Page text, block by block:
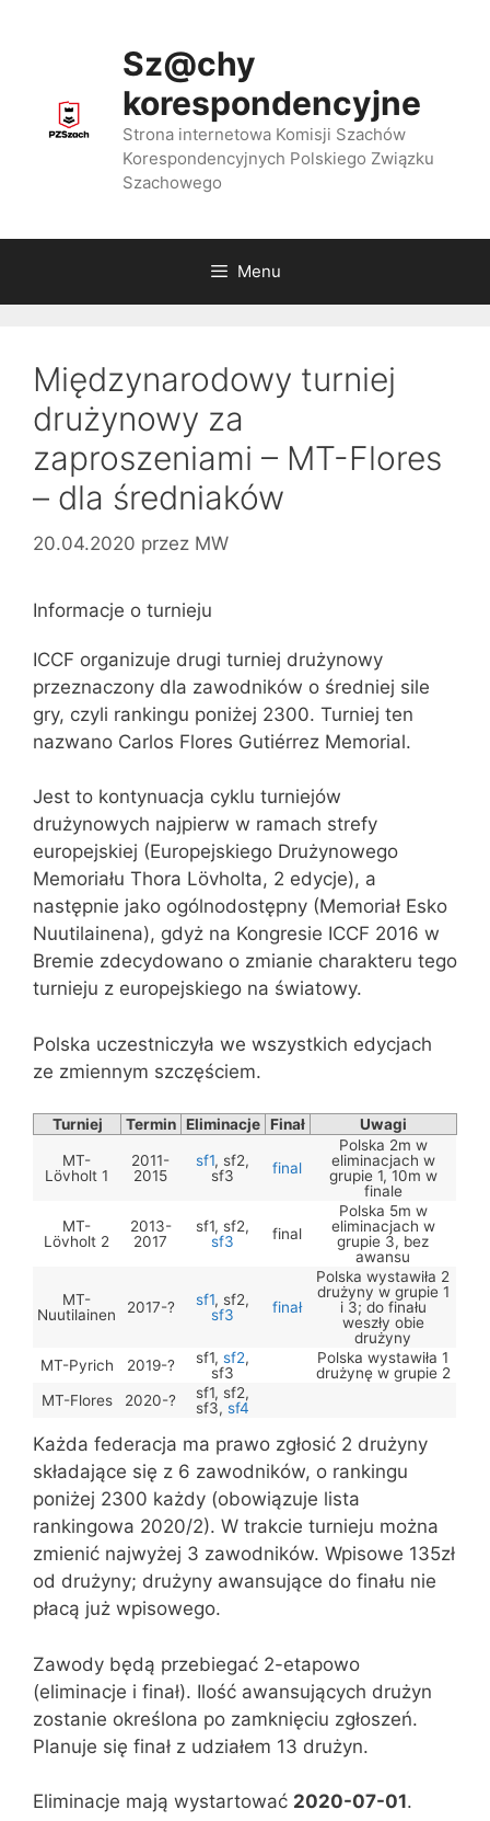
Sz@chy
korespondencyjne
Strona internetowa Komisji Szachów
Korespondencyjnych Polskiego Związku
Szachowego
Menu
Międzynarodowy turniej
drużynowy za
zaproszeniami – MT-Flores
– dla średniaków
20.04.2020 przez MW
Informacje o turnieju
ICCF organizuje drugi turniej drużynowy
przeznaczony dla zawodników o średniej sile
gry, czyli rankingu poniżej 2300. Turniej ten
nazwano Carlos Flores Gutiérrez Memorial.
Jest to kontynuacja cyklu turniejów
drużynowych najpierw w ramach strefy
europejskiej (Europejskiego Drużynowego
Memoriału Thora Lövholta, 2 edycje), a
następnie jako ogólnodostępny (Memoriał Esko
Nuutilainena), gdyż na Kongresie ICCF 2016 w
Bremie zdecydowano o zmianie charakteru tego
turnieju z europejskiego na światowy.
Polska uczestniczyła we wszystkich edycjach
ze zmiennym szczęściem.
Turniej Termin Eliminacje Finał Uwagi
MT-
Lövholt 1
2011-
2015
sf1, sf2,
sf3
final
Polska 2m w
eliminacjach w
grupie 1, 10m w
finale
MT-
Lövholt 2
2013-
2017
sf1, sf2,
sf3
final
Polska 5m w
eliminacjach w
grupie 3, bez
awansu
MT-
Nuutilainen
2017-? sf1, sf2,
sf3
finał
Polska wystawiła 2
drużyny w grupie 1
i 3; do finału
weszły obie
drużyny
MT-Pyrich
2019-? sf1, sf2,
sf3
Polska wystawiła 1
drużynę w grupie 2
MT-Flores
2020-?
sf1, sf2,
sf3, sf4
Każda federacja ma prawo zgłosić 2 drużyny
składające się z 6 zawodników, o rankingu
poniżej 2300 każdy (obowiązuje lista
rankingowa 2020/2). W trakcie turnieju można
zmienić najwyżej 3 zawodników. Wpisowe 135zł
od drużyny; drużyny awansujące do finału nie
płacą już wpisowego.
Zawody będą przebiegać 2-etapowo
(eliminacje i finał). Ilość awansujących drużyn
zostanie określona po zamknięciu zgłoszeń.
Planuje się finał z udziałem 13 drużyn.
Eliminacje mają wystartować 2020-07-01.